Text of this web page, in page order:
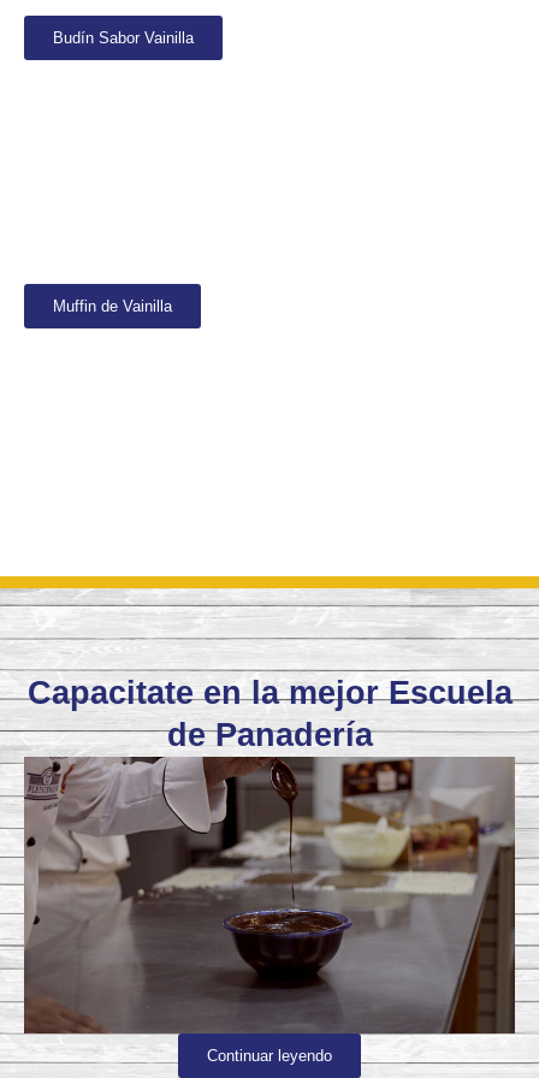
Budín Sabor Vainilla
Muffin de Vainilla
Capacitate en la mejor Escuela
de Panadería
Continuar leyendo